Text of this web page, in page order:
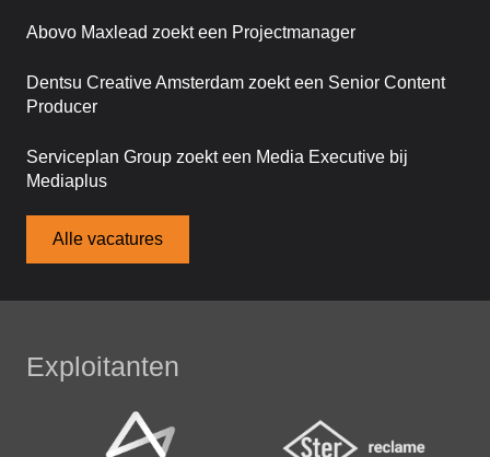
Abovo Maxlead zoekt een Projectmanager
Dentsu Creative Amsterdam zoekt een Senior Content
Producer
Serviceplan Group zoekt een Media Executive bij
Mediaplus
Alle vacatures
Exploitanten